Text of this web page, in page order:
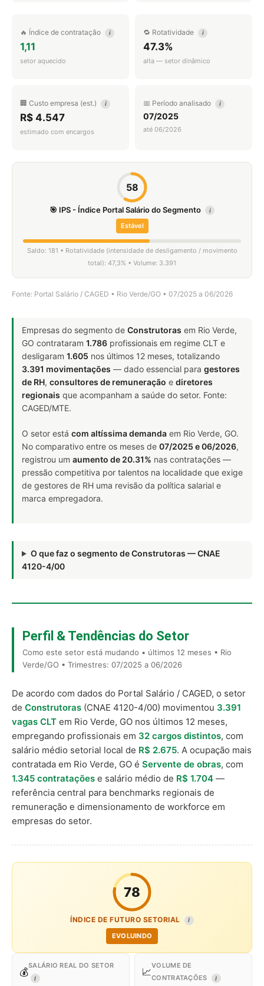
🔥 Índice de contratação i
1,11
setor aquecido
🔁 Rotatividade i
47.3%
alta — setor dinâmico
🏢 Custo empresa (est.) i
R$ 4.547
estimado com encargos
📅 Período analisado i
07/2025
até 06/2026
58
🎯 IPS - Índice Portal Salário do Segmento i
Estável
Saldo: 181 • Rotatividade (intensidade de desligamento / movimento
total): 47,3% • Volume: 3.391
Fonte: Portal Salário / CAGED • Rio Verde/GO • 07/2025 a 06/2026
Empresas do segmento de Construtoras em Rio Verde,
GO contrataram 1.786 profissionais em regime CLT e
desligaram 1.605 nos últimos 12 meses, totalizando
3.391 movimentações — dado essencial para gestores
de RH, consultores de remuneração e diretores
regionais que acompanham a saúde do setor. Fonte:
CAGED/MTE.
O setor está com altíssima demanda em Rio Verde, GO.
No comparativo entre os meses de 07/2025 e 06/2026,
registrou um aumento de 20.31% nas contratações —
pressão competitiva por talentos na localidade que exige
de gestores de RH uma revisão da política salarial e
marca empregadora.
O que faz o segmento de Construtoras — CNAE
4120-4/00
Perfil & Tendências do Setor
Como este setor está mudando • últimos 12 meses • Rio
Verde/GO • Trimestres: 07/2025 a 06/2026
De acordo com dados do Portal Salário / CAGED, o setor
de Construtoras (CNAE 4120-4/00) movimentou 3.391
vagas CLT em Rio Verde, GO nos últimos 12 meses,
empregando profissionais em 32 cargos distintos, com
salário médio setorial local de R$ 2.675. A ocupação mais
contratada em Rio Verde, GO é Servente de obras, com
1.345 contratações e salário médio de R$ 1.704 —
referência central para benchmarks regionais de
remuneração e dimensionamento de workforce em
empresas do setor.
78
ÍNDICE DE FUTURO SETORIAL I
EVOLUINDO
💰
SALÁRIO REAL DO SETOR
I
📈
VOLUME DE
CONTRATAÇÕES
I